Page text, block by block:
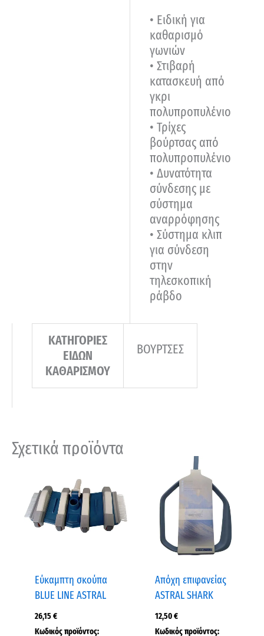
• Ειδική για
καθαρισμό
γωνιών
• Στιβαρή
κατασκευή από
γκρι
πολυπροπυλένιο
• Τρίχες
βούρτσας από
πολυπροπυλένιο
• Δυνατότητα
σύνδεσης με
σύστημα
αναρρόφησης
• Σύστημα κλιπ
για σύνδεση
στην
τηλεσκοπική
ράβδο
ΚΑΤΗΓΟΡΙΕΣ
ΕΙΔΩΝ
ΚΑΘΑΡΙΣΜΟΥ
ΒΟΥΡΤΣΕΣ
Σχετικά προϊόντα
Εύκαμπτη σκούπα
BLUE LINE ASTRAL
26,15€
Κωδικός προϊόντος:
Απόχη επιφανείας
ASTRAL SHARK
12,50€
Κωδικός προϊόντος: